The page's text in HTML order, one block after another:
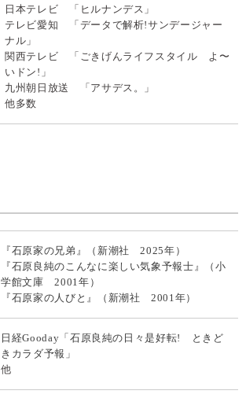
日本テレビ 「ヒルナンデス」
テレビ愛知 「データで解析!サンデージャー
ナル」
関西テレビ 「ごきげんライフスタイル よ〜
いドン!」
九州朝日放送 「アサデス。」
他多数
『石原家の兄弟』（新潮社 2025年）
『石原良純のこんなに楽しい気象予報士』（小
学館文庫 2001年）
『石原家の人びと』（新潮社 2001年）
日経Gooday「石原良純の日々是好転! ときど
きカラダ予報」
他